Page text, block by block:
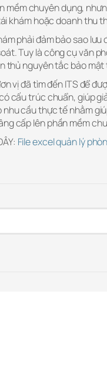
mềm chuyên dụng,
khám hoặc doanh thu
phải đảm bảo sao
Tuy là công cụ văn
thủ nguyên tắc bảo mật
vị đã tìm đến ITS để
cấu trúc chuẩn, giúp
cầu thực tế nhằm
cấp lên phần mềm
File excel quản lý